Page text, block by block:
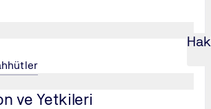
ve Yetkileri
İç Tetkikçi Eğitimi